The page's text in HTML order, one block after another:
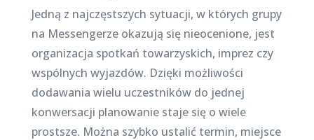
Jedną z najczęstszych sytuacji, w których grupy
na Messengerze okazują się nieocenione, jest
organizacja spotkań towarzyskich, imprez czy
wspólnych wyjazdów. Dzięki możliwości
dodawania wielu uczestników do jednej
konwersacji planowanie staje się o wiele
prostsze. Można szybko ustalić termin, miejsce